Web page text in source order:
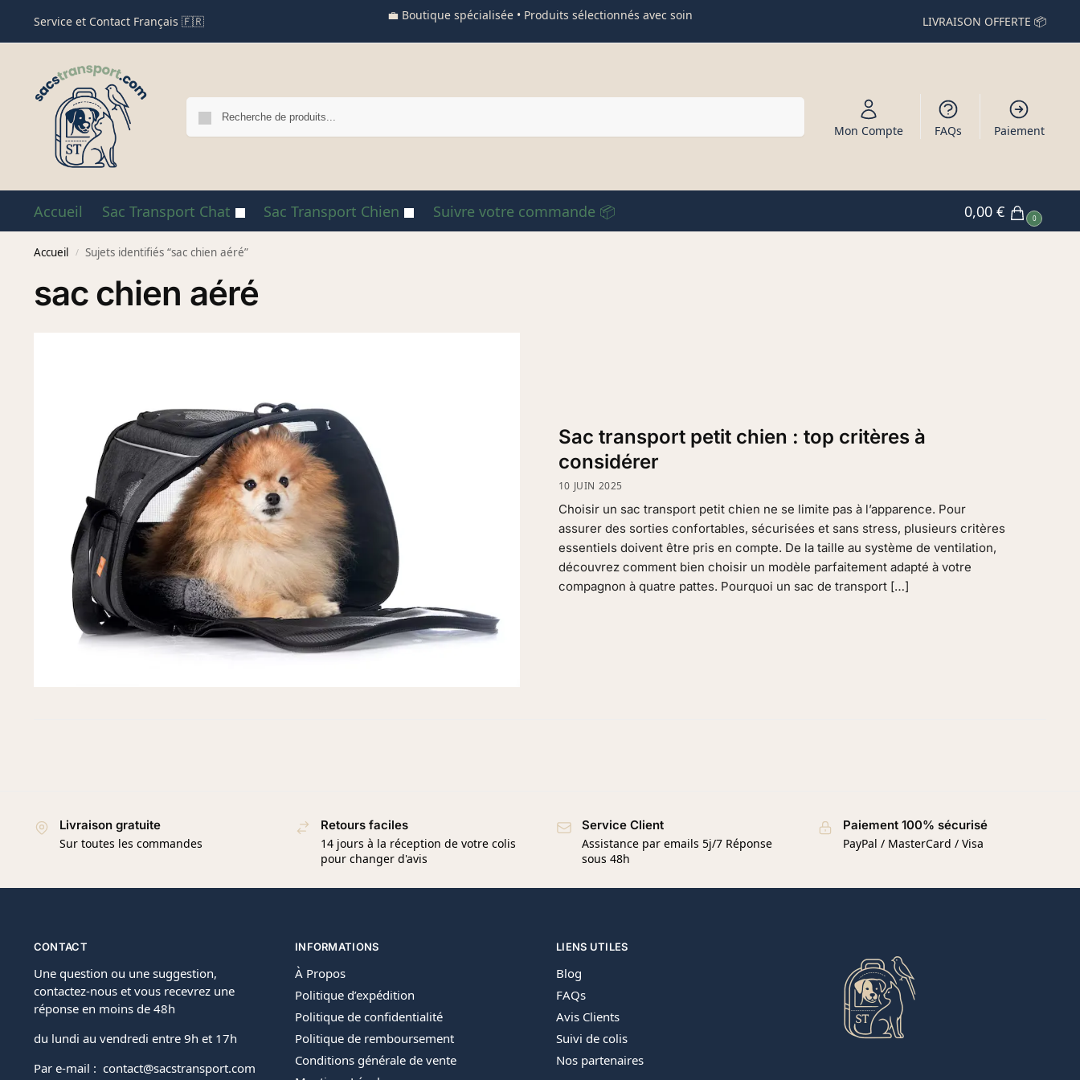
Service et Contact Français 🇫🇷 💼 Boutique spécialisée • Produits sélectionnés avec soin LIVRAISON OFFERTE 📦
Mon Compte FAQs Paiement
Accueil Sac Transport Chat Sac Transport Chien Suivre votre commande 📦 0,00€ 0
Accueil / Sujets identifiés “sac chien aéré”
sac chien aéré
Sac transport petit chien : top critères à
considérer
10 JUIN 2025
Choisir un sac transport petit chien ne se limite pas à l’apparence. Pour
assurer des sorties confortables, sécurisées et sans stress, plusieurs critères
essentiels doivent être pris en compte. De la taille au système de ventilation,
découvrez comment bien choisir un modèle parfaitement adapté à votre
compagnon à quatre pattes. Pourquoi un sac de transport […]
Livraison gratuite
Sur toutes les commandes
Retours faciles
14 jours à la réception de votre colis
pour changer d'avis
Service Client
Assistance par emails 5j/7 Réponse
sous 48h
Paiement 100% sécurisé
PayPal / MasterCard / Visa
CONTACT
Une question ou une suggestion,
contactez-nous et vous recevrez une
réponse en moins de 48h
du lundi au vendredi entre 9h et 17h
Par e-mail : contact@sacstransport.com
INFORMATIONS
À Propos
Politique d’expédition
Politique de confidentialité
Politique de remboursement
Conditions générale de vente
LIENS UTILES
Blog
FAQs
Avis Clients
Suivi de colis
Nos partenaires